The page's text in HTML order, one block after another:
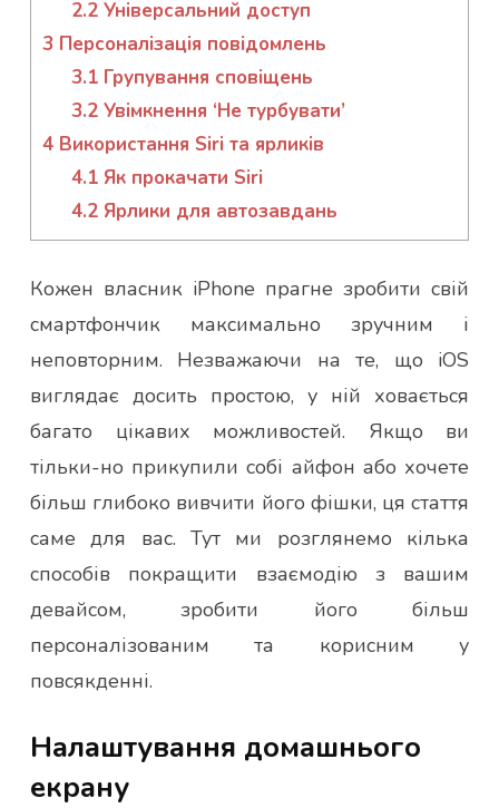
2.2Універсальний доступ
3 Персоналізація повідомлень
3.1Групування сповіщень
3.2Увімкнення ‘Не турбувати’
4 Використання Siri та ярликів
4.1Як прокачати Siri
4.2Ярлики для автозавдань
Кожен власник iPhone прагне зробити свій
смартфончик максимально зручним і
неповторним. Незважаючи на те, що iOS
виглядає досить простою, у ній ховається
багато цікавих можливостей. Якщо ви
тільки-но прикупили собі айфон або хочете
більш глибоко вивчити його фішки, ця стаття
саме для вас. Тут ми розглянемо кілька
способів покращити взаємодію з вашим
девайсом, зробити його більш
персоналізованим та корисним у
повсякденні.
Налаштування домашнього
екрану